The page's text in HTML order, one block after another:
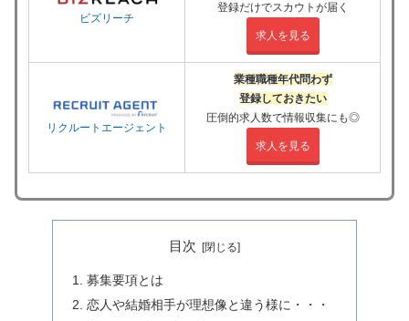
ビズリーチ
登録だけでスカウトが届く
求人を見る
リクルートエージェント
業種職種年代問わず
登録しておきたい
圧倒的求人数で情報収集にも◎
求人を見る
目次
募集要項とは
恋人や結婚相手が理想像と違う様に・・・